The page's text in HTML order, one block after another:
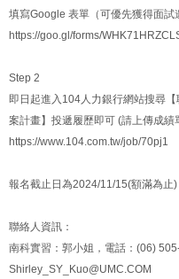
填寫Google 表單（可優先獲得面試
https://goo.gl/forms/
Step 2
即日起進入104人力銀行網站搜尋
案計畫】投遞履歷即可 (請上傳成績
https://www.104.com.tw/job/70pj1
報名截止日為2024/11/15(額滿為止
聯絡人資訊：
南科實習：郭小姐，電話：(06)
Shirley_SY_Kuo@UMC.COM